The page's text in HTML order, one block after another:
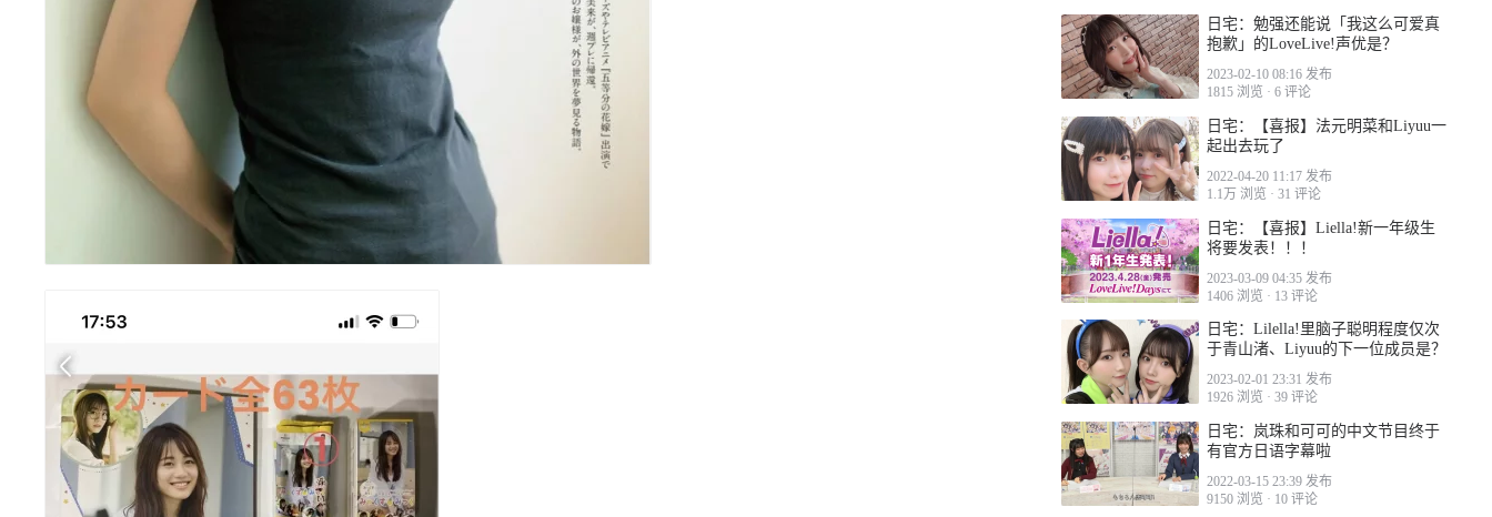
日宅：勉强还能说「我这么可爱真
抱歉」的LoveLive!声优是？
2023-02-10 08:16 发布
1815 浏览 · 6 评论
日宅：【喜报】法元明菜和Liyuu一
起出去玩了
2022-04-20 11:17 发布
1.1万 浏览 · 31 评论
日宅：【喜报】Liella!新一年级生
将要发表！！！
2023-03-09 04:35 发布
1406 浏览 · 13 评论
日宅：Lilella!里脑子聪明程度仅次
于青山渚、Liyuu的下一位成员是？
2023-02-01 23:31 发布
1926 浏览 · 39 评论
日宅：岚珠和可可的中文节目终于
有官方日语字幕啦
2022-03-15 23:39 发布
9150 浏览 · 10 评论